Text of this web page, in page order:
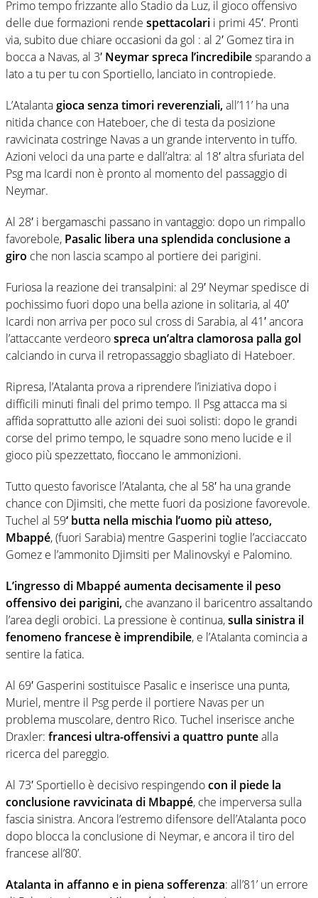
Primo tempo frizzante allo Stadio da Luz, il gioco offensivo
delle due formazioni rende spettacolari i primi 45′. Pronti
via, subito due chiare occasioni da gol : al 2′ Gomez tira in
bocca a Navas, al 3′ Neymar spreca l’incredibilesparando a
lato a tu per tu con Sportiello, lanciato in contropiede.
L’Atalantagioca senza timori reverenziali,all’11’ ha una
nitida chance con Hateboer, che di testa da posizione
ravvicinata costringe Navas a un grande intervento in tuffo.
Azioni veloci da una parte e dall’altra: al 18′ altra sfuriata del
Psg ma Icardi non è pronto al momento del passaggio di
Neymar.
Al 28′ i bergamaschi passano in vantaggio: dopo un rimpallo
favorebole, Pasalic libera una splendida conclusione a
giro che non lascia scampo al portiere dei parigini.
Furiosa la reazione dei transalpini: al 29′ Neymar spedisce di
pochissimo fuori dopo una bella azione in solitaria, al 40′
Icardi non arriva per poco sul cross di Sarabia, al 41′ ancora
l’attaccante verdeorospreca un’altra clamorosa palla gol
calciando in curva il retropassaggio sbagliato di Hateboer.
Ripresa, l’Atalanta prova a riprendere l’iniziativa dopo i
difficili minuti finali del primo tempo. Il Psg attacca ma si
affida soprattutto alle azioni dei suoi solisti: dopo le grandi
corse del primo tempo, le squadre sono meno lucide e il
gioco più spezzettato, fioccano le ammonizioni.
Tutto questo favorisce l’Atalanta, che al 58′ ha una grande
chance con Djimsiti, che mette fuori da posizione favorevole.
Tuchel al 59‘ butta nella mischia l’uomo più atteso,
Mbappé, (fuori Sarabia) mentre Gasperini toglie l’acciaccato
Gomez e l’ammonito Djimsiti per Malinovskyi e Palomino.
L’ingresso di Mbappé aumenta decisamente il peso
offensivo dei parigini, che avanzano il baricentro assaltando
l’area degli orobici. La pressione è continua,sulla sinistra il
fenomeno francese è imprendibile, e l’Atalanta comincia a
sentire la fatica.
Al 69′ Gasperini sostituisce Pasalic e inserisce una punta,
Muriel, mentre il Psg perde il portiere Navas per un
problema muscolare, dentro Rico. Tuchel inserisce anche
Draxler: francesi ultra-offensivi a quattro puntealla
ricerca del pareggio.
Al 73′ Sportiello è decisivo respingendocon il piede la
conclusione ravvicinata di Mbappé, che imperversa sulla
fascia sinistra. Ancora l’estremo difensore dell’Atalanta poco
dopo blocca la conclusione di Neymar, e ancora il tiro del
francese all’80’.
Atalanta in affanno e in piena sofferenza: all’81’ un errore